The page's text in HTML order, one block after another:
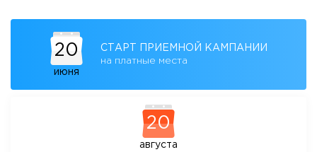
20
июня
СТАРТ ПРИЕМНОЙ КАМПАНИИ
на платные места
20
августа